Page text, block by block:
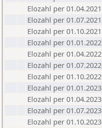
Elozahl per 01.04.2021
Elozahl per 01.07.2021
Elozahl per 01.10.2021
Elozahl per 01.01.2022
Elozahl per 01.04.2022
Elozahl per 01.07.2022
Elozahl per 01.10.2022
Elozahl per 01.01.2023
Elozahl per 01.04.2023
Elozahl per 01.07.2023
Elozahl per 01.10.2023